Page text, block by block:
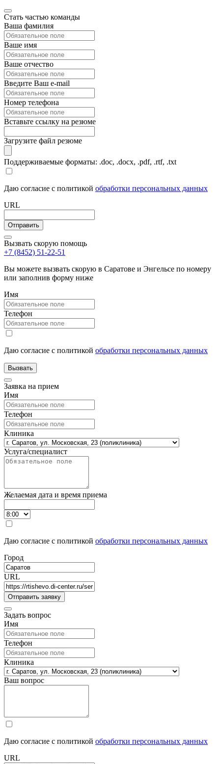
Стать частью команды
Ваша фамилия
Ваше имя
Ваше отчество
Введите Ваш e-mail
Номер телефона
Вставьте ссылку на резюме
Загрузите файл резюме
Поддерживаемые форматы: .doc, .docx, .pdf, .rtf, .txt
Даю согласие с политикой обработки персональных данных
URL
Вызвать скорую помощь
+7 (8452) 51-22-51
Вы можете вызвать скорую в Саратове и Энгельсе по номеру
или заполнив форму ниже
Имя
Телефон
Даю согласие с политикой обработки персональных данных
Заявка на прием
Имя
Телефон
Клиника
Услуга/специалист
Желаемая дата и время приема
Даю согласие с политикой обработки персональных данных
Город
URL
Задать вопрос
Имя
Телефон
Клиника
Ваш вопрос
Даю согласие с политикой обработки персональных данных
URL